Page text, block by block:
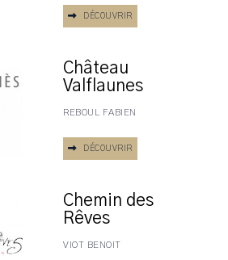
DÉCOUVRIR
Château
Valflaunes
REBOUL FABIEN
DÉCOUVRIR
Chemin des
Rêves
VIOT BENOIT